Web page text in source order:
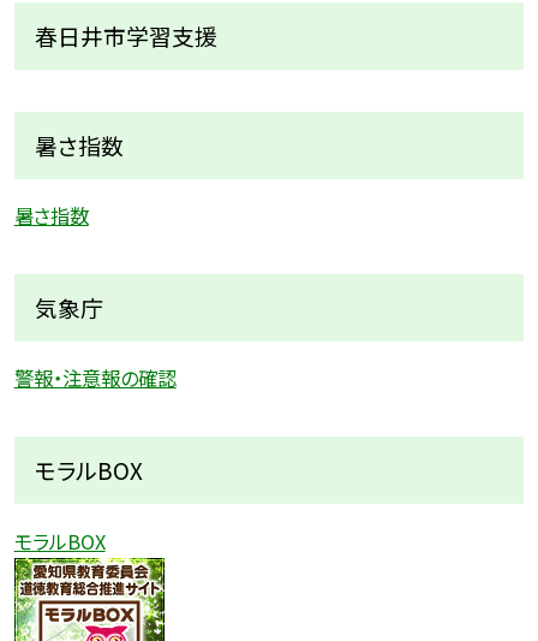
春日井市学習支援
暑さ指数
暑さ指数
気象庁
警報・注意報の確認
モラルBOX
モラルBOX